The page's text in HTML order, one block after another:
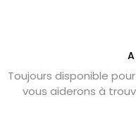
Shungite : purification
Bagues en labradorite
Lapis lazuli :
Toujours disponible
vous aiderons à